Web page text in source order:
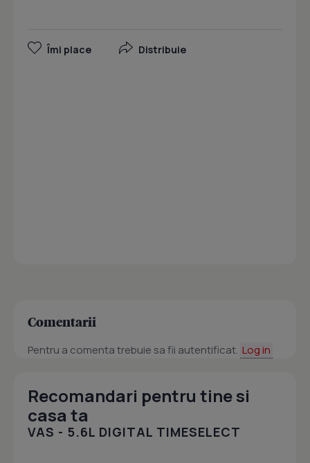
Îmi place Distribuie
Comentarii
Pentru a comenta trebuie sa fii autentificat. Log in
Recomandari pentru tine si
casa ta
VAS - 5.6L DIGITAL TIMESELECT